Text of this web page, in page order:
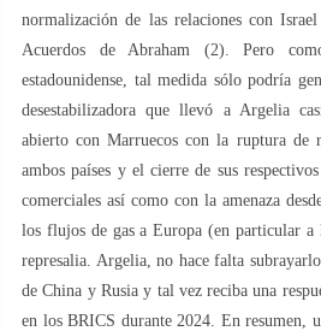
normalización de las relaciones con
Acuerdos de Abraham (2). Pero
estadounidense, tal medida sólo podría
desestabilizadora que llevó a Argelia
abierto con Marruecos con la ruptura de
ambos países y el cierre de sus
comerciales así como con la amenaza
los flujos de gas a Europa (en particular a
represalia. Argelia, no hace falta
de China y Rusia y tal vez reciba una
en los BRICS durante 2024. En resumen,